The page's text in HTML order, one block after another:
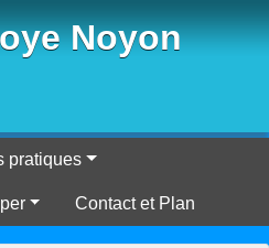
Noyon
pratiques
Contact et Plan